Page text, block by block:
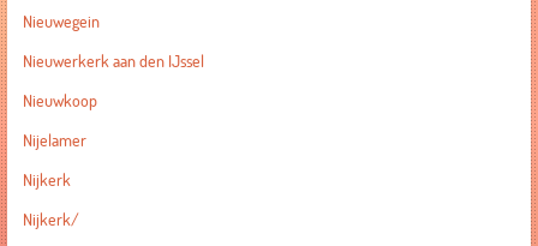
Nieuwegein
Nieuwerkerk aan den IJssel
Nieuwkoop
Nijelamer
Nijkerk
Nijkerk/